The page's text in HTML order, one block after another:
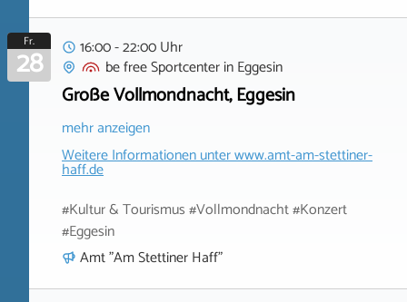
Fr.
28
16:00 - 22:00 Uhr
be free SportcenterinEggesin
Große Vollmondnacht, Eggesin
mehr anzeigen
Weitere Informationen unterwww.amt-am-stettiner-
haff.de
#Kultur & Tourismus #Vollmondnacht #Konzert
#Eggesin
Amt "Am Stettiner Haff"